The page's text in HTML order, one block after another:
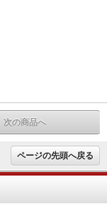
次の商品へ
ページの先頭へ戻る